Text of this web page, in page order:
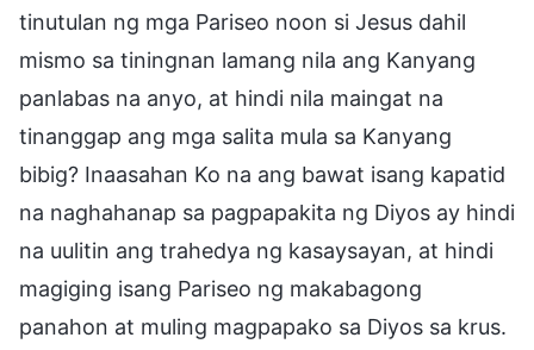
tinutulan ng mga Pariseo noon si Jesus dahil
mismo sa tiningnan lamang nila ang Kanyang
panlabas na anyo, at hindi nila maingat na
tinanggap ang mga salita mula sa Kanyang
bibig? Inaasahan Ko na ang bawat isang kapatid
na naghahanap sa pagpapakita ng Diyos ay hindi
na uulitin ang trahedya ng kasaysayan, at hindi
magiging isang Pariseo ng makabagong
panahon at muling magpapako sa Diyos sa krus.